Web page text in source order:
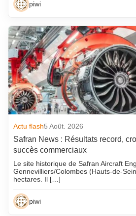
piwi
Actu flash5 Août. 2026
Safran News : Résultats record,
succès commerciaux
Le site historique de Safran Aircraft
Gennevilliers/Colombes (Hauts-de-
hectares. Il […]
piwi